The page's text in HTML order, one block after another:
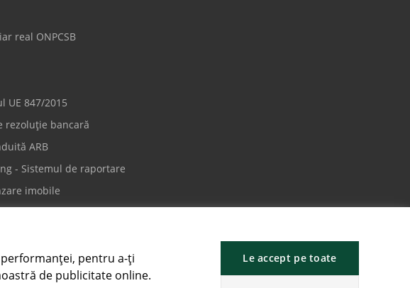
pentru a-ți
de publicitate online.
Le accept pe toate
real ONPCSB
UE 847/2015
rezoluție bancară
ARB
- Sistemul de raportare
imobile